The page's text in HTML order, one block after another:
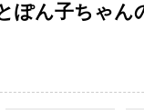
ぽん子ちゃん